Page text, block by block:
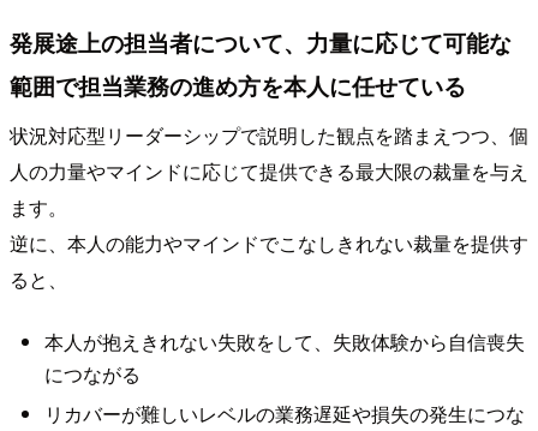
発展途上の担当者について、力量に応じて可能な
範囲で担当業務の進め方を本人に任せている
状況対応型リーダーシップで説明した観点を踏まえつつ、個
人の力量やマインドに応じて提供できる最大限の裁量を与え
ます。
逆に、本人の能力やマインドでこなしきれない裁量を提供す
ると、
本人が抱えきれない失敗をして、失敗体験から自信喪失
につながる
リカバーが難しいレベルの業務遅延や損失の発生につな